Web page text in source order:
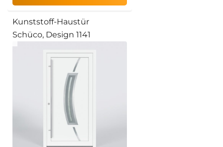
Kunststoff-Haustür
Schüco, Design 1141